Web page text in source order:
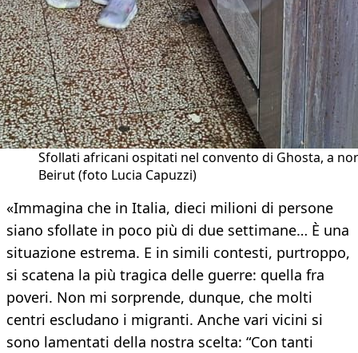
Sfollati africani ospitati nel convento di Ghosta, a
Beirut (foto Lucia Capuzzi)
«Immagina che in Italia, dieci milioni di persone
siano sfollate in poco più di due settimane… È una
situazione estrema. E in simili contesti, purtroppo,
si scatena la più tragica delle guerre: quella fra
poveri. Non mi sorprende, dunque, che molti
centri escludano i migranti. Anche vari vicini si
sono lamentati della nostra scelta: “Con tanti